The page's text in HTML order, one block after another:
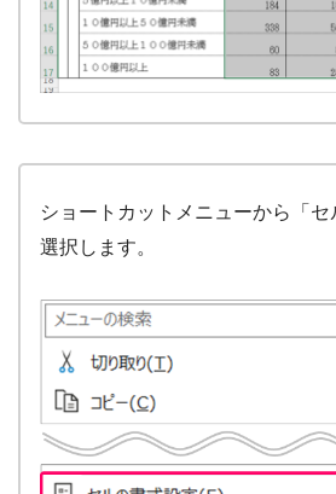
ショートカットメニューから「
選択します。